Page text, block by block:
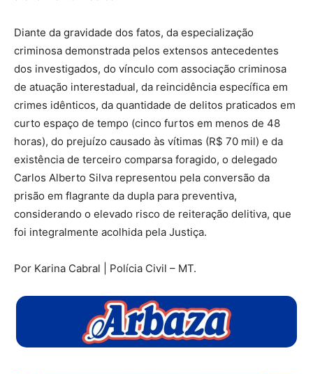
Diante da gravidade dos fatos, da especialização
criminosa demonstrada pelos extensos antecedentes
dos investigados, do vínculo com associação criminosa
de atuação interestadual, da reincidência específica em
crimes idênticos, da quantidade de delitos praticados em
curto espaço de tempo (cinco furtos em menos de 48
horas), do prejuízo causado às vítimas (R$ 70 mil) e da
existência de terceiro comparsa foragido, o delegado
Carlos Alberto Silva representou pela conversão da
prisão em flagrante da dupla para preventiva,
considerando o elevado risco de reiteração delitiva, que
foi integralmente acolhida pela Justiça.
Por Karina Cabral | Polícia Civil – MT.